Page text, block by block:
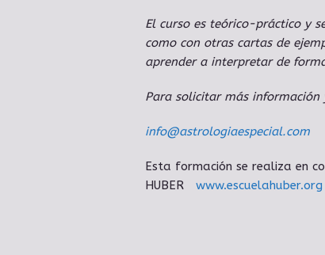
El curso es teórico-práctico y
como con otras cartas de
aprender a interpretar de
Para solicitar más información
info@astrologiaespecial.com
Esta formación se realiza en
HUBER www.escuelahuber.org